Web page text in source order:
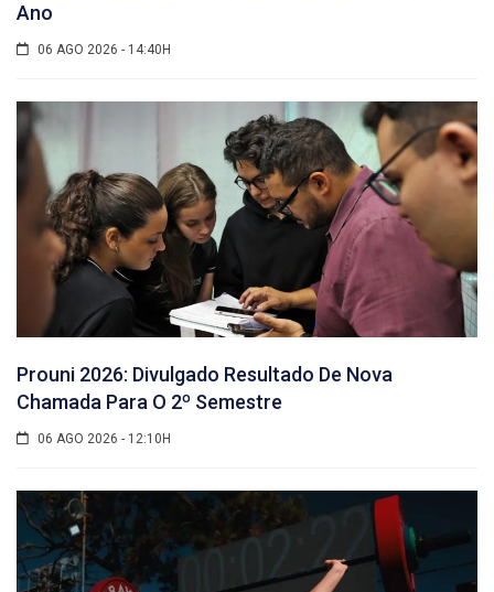
Ano
06 AGO 2026 - 14:40H
Prouni 2026: Divulgado Resultado De Nova
Chamada Para O 2º Semestre
06 AGO 2026 - 12:10H